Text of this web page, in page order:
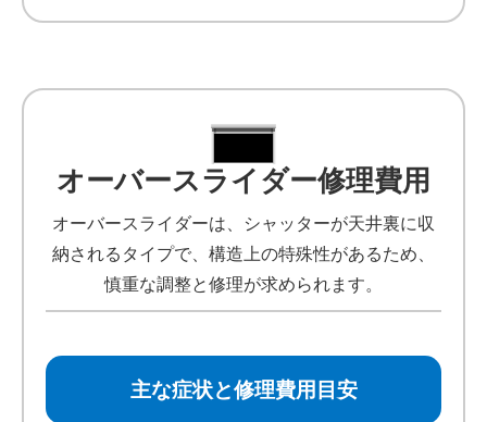
オーバースライダー修理費用
オーバースライダーは、シャッターが天井裏に収
納されるタイプで、構造上の特殊性があるため、
慎重な調整と修理が求められます。
主な症状と修理費用目安